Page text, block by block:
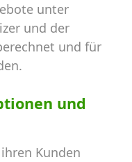
unter
und der
und für
und
Kunden